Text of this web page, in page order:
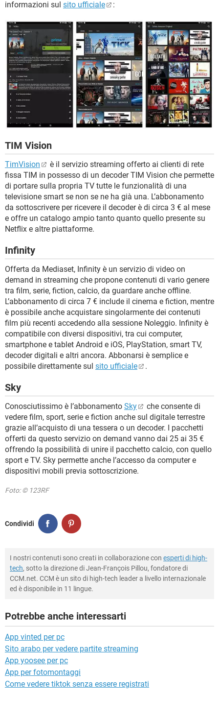
informazioni sul sito ufficiale :
TIM Vision
TimVision
è il servizio streaming offerto ai clienti di rete
fissa TIM in possesso di un decoder TIM Vision che permette
di portare sulla propria TV tutte le funzionalità di una
televisione smart se non se ne ha già una. L’abbonamento
da sottoscrivere per ricevere il decoder è di circa 3 € al mese
e offre un catalogo ampio tanto quanto quello presente su
Netflix e altre piattaforme.
Infinity
Offerta da Mediaset, Infinity è un servizio di video on
demand in streaming che propone contenuti di vario genere
tra film, serie, fiction, calcio, da guardare anche offline.
L’abbonamento di circa 7 € include il cinema e fiction, mentre
è possibile anche acquistare singolarmente dei contenuti
film più recenti accedendo alla sessione Noleggio. Infinity è
compatibile con diversi dispositivi, tra cui computer,
smartphone e tablet Android e iOS, PlayStation, smart TV,
decoder digitali e altri ancora. Abbonarsi è semplice e
possibile direttamente sul sito ufficiale .
Sky
Conosciutissimo è l’abbonamento Sky
che consente di
vedere film, sport, serie e fiction anche sul digitale terrestre
grazie all’acquisto di una tessera o un decoder. I pacchetti
offerti da questo servizio on demand vanno dai 25 ai 35 €
offrendo la possibilità di unire il pacchetto calcio, con quello
sport e TV. Sky permette anche l’accesso da computer e
dispositivi mobili previa sottoscrizione.
Foto: © 123RF
Condividi
I nostri contenuti sono creati in collaborazione con esperti di high-
tech, sotto la direzione di Jean-François Pillou, fondatore di
CCM.net. CCM è un sito di high-tech leader a livello internazionale
ed è disponibile in 11 lingue.
Potrebbe anche interessarti
App vinted per pc
Sito arabo per vedere partite streaming
App yoosee per pc
App per fotomontaggi
Come vedere tiktok senza essere registrati